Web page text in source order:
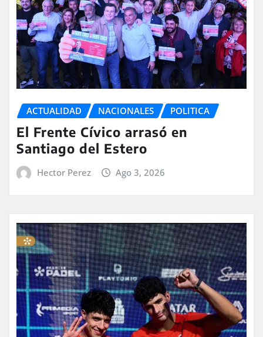
ACTUALIDAD NACIONALES POLITICA
El Frente Cívico arrasó en
Santiago del Estero
Hector Perez Ago 3, 2026